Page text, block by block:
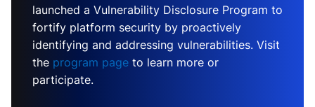
launched a Vulnerability Disclosure Program to
fortify platform security by proactively
identifying and addressing vulnerabilities. Visit
the program page to learn more or
participate.